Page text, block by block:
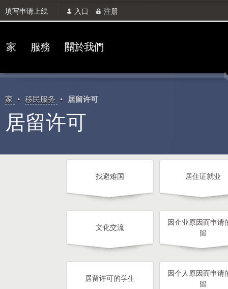
填写申请上线 入口 注册
家 服務 關於我們
家 移民服务 居留许可
居留许可
找避难国 居住证就业
文化交流
因企业原因而申请
留
居留许可的学生
因个人原因而申请
留